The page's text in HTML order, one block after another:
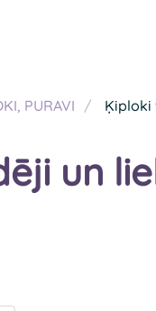
PURAVI Ķiploki
un